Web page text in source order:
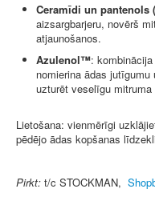
Ceramīdi un pantenols
aizsargbarjeru, novērš
atjaunošanos.
Azulenol™:
nomierina ādas
uzturēt veselīgu mitruma
Lietošana: vienmērīgi
pēdējo ādas kopšanas
Pirkt: t/c STOCKMAN,